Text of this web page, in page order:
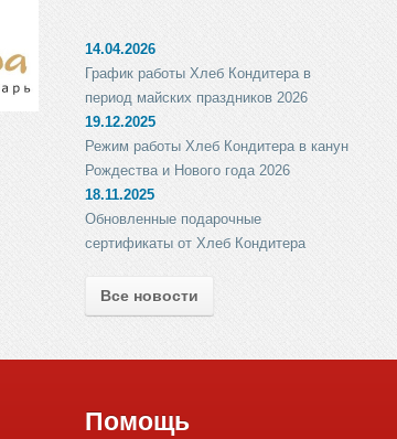
14.04.2026
График работы Хлеб Кондитера в
период майских праздников 2026
19.12.2025
Режим работы Хлеб Кондитера в канун
Рождества и Нового года 2026
18.11.2025
Обновленные подарочные
сертификаты от Хлеб Кондитера
Все новости
Помощь